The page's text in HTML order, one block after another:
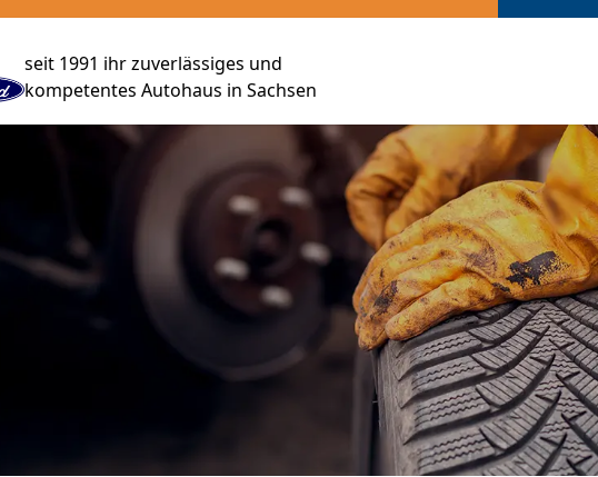
seit 1991 ihr zuverlässiges und
kompetentes Autohaus in Sachsen